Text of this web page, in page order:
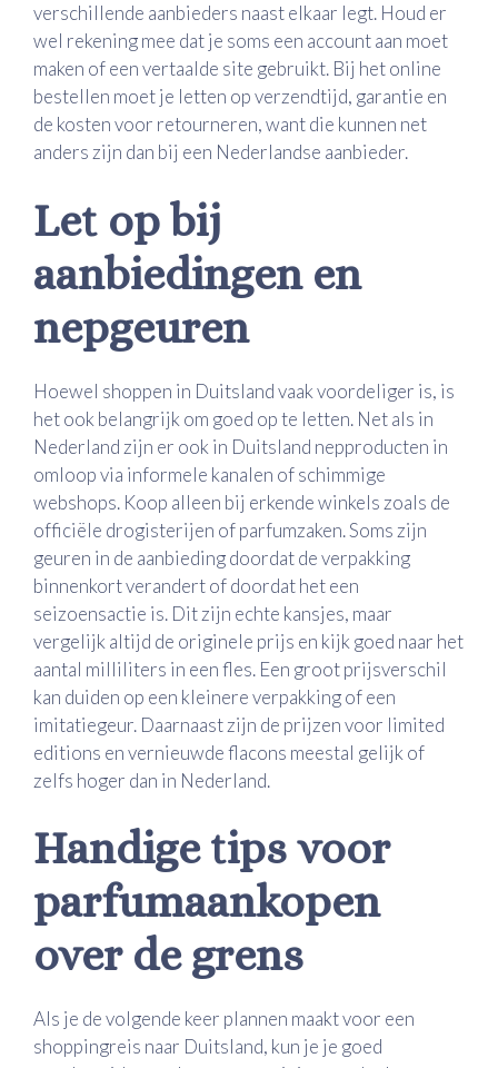
verschillende aanbieders naast elkaar legt. Houd er
wel rekening mee dat je soms een account aan moet
maken of een vertaalde site gebruikt. Bij het online
bestellen moet je letten op verzendtijd, garantie en
de kosten voor retourneren, want die kunnen net
anders zijn dan bij een Nederlandse aanbieder.
Let op bij
aanbiedingen en
nepgeuren
Hoewel shoppen in Duitsland vaak voordeliger is, is
het ook belangrijk om goed op te letten. Net als in
Nederland zijn er ook in Duitsland nepproducten in
omloop via informele kanalen of schimmige
webshops. Koop alleen bij erkende winkels zoals de
officiële drogisterijen of parfumzaken. Soms zijn
geuren in de aanbieding doordat de verpakking
binnenkort verandert of doordat het een
seizoensactie is. Dit zijn echte kansjes, maar
vergelijk altijd de originele prijs en kijk goed naar het
aantal milliliters in een fles. Een groot prijsverschil
kan duiden op een kleinere verpakking of een
imitatiegeur. Daarnaast zijn de prijzen voor limited
editions en vernieuwde flacons meestal gelijk of
zelfs hoger dan in Nederland.
Handige tips voor
parfumaankopen
over de grens
Als je de volgende keer plannen maakt voor een
shoppingreis naar Duitsland, kun je je goed